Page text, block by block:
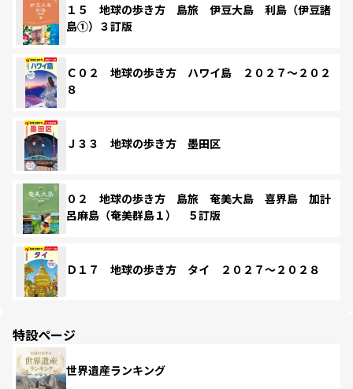
１５ 地球の歩き方 島旅 伊豆大島 利島（伊豆諸
島①）３訂版
Ｃ０２ 地球の歩き方 ハワイ島 ２０２７～２０２
８
Ｊ３３ 地球の歩き方 墨田区
０２ 地球の歩き方 島旅 奄美大島 喜界島 加計
呂麻島（奄美群島１） ５訂版
Ｄ１７ 地球の歩き方 タイ ２０２７～２０２８
特設ページ
世界遺産ランキング